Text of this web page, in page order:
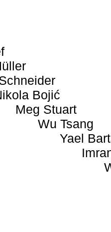
Bojić
Meg Stuart
Wu Tsang
Yael